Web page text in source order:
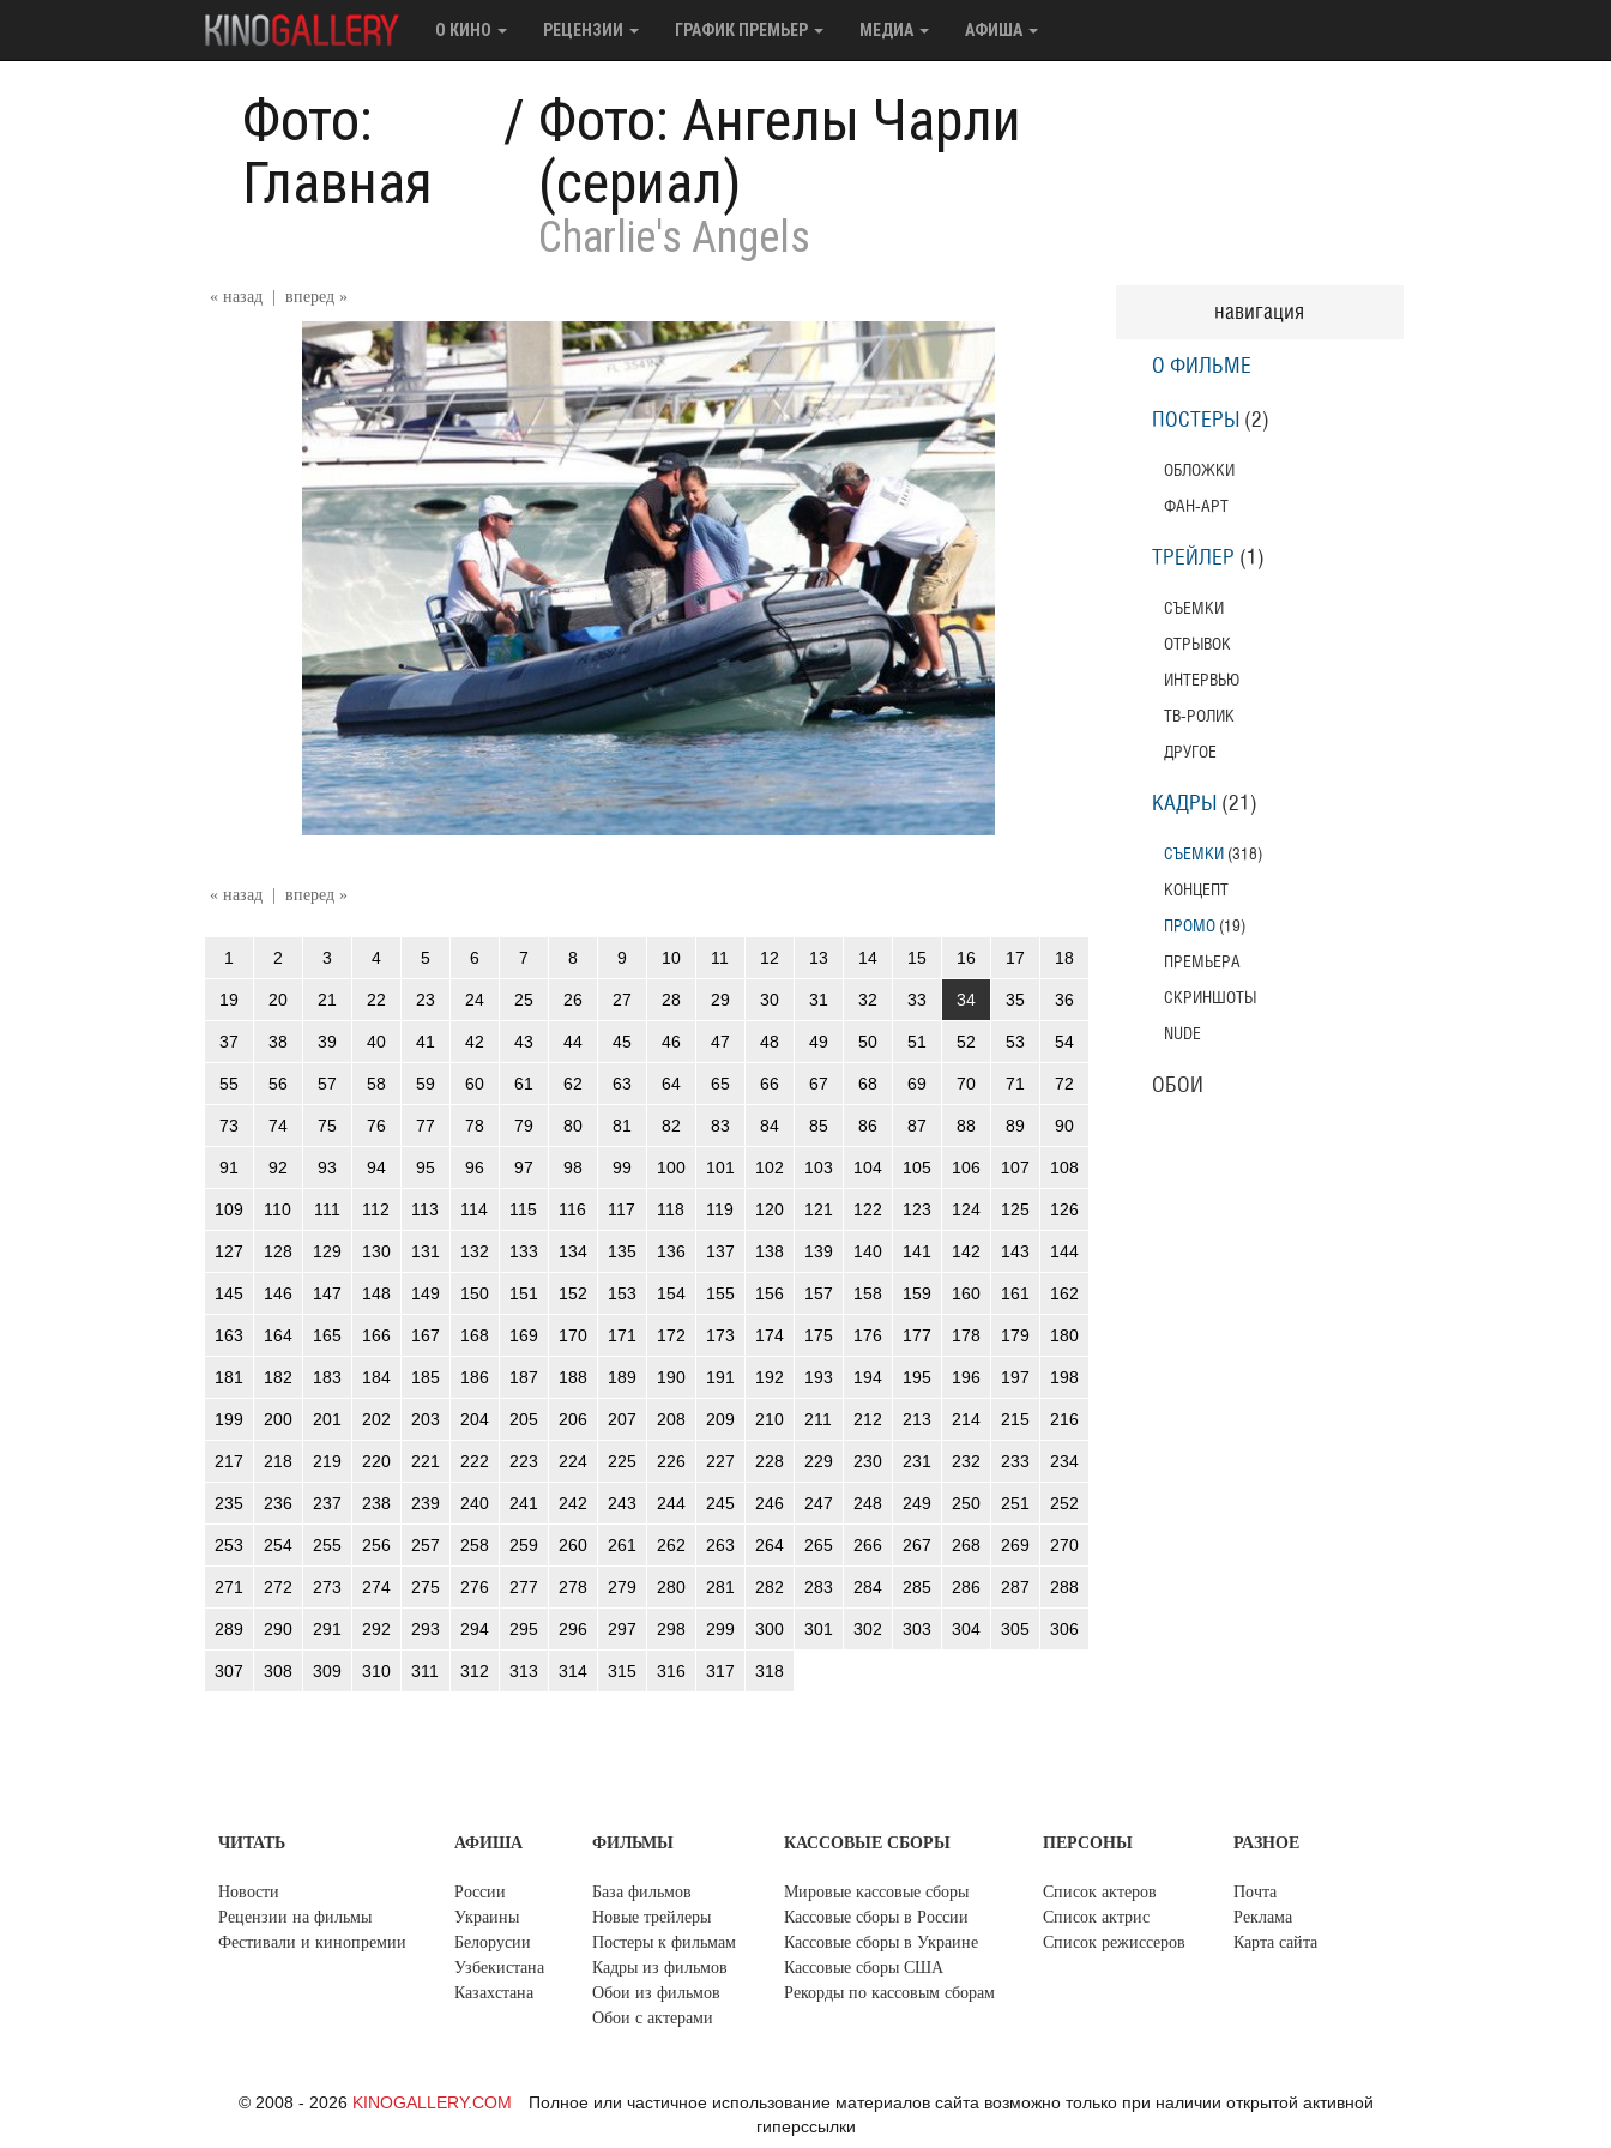
О КИНО РЕЦЕНЗИИ ГРАФИК ПРЕМЬЕР МЕДИА АФИША
Фото:
Главная
/ Фото: Ангелы Чарли
(сериал)
Charlie's Angels
« назад вперед »
« назад вперед »
1 2 3 4 5 6 7 8 9 10 11 12 13 14 15 16 17 18
19 20 21 22 23 24 25 26 27 28 29 30 31 32 33 34 35 36
37 38 39 40 41 42 43 44 45 46 47 48 49 50 51 52 53 54
55 56 57 58 59 60 61 62 63 64 65 66 67 68 69 70 71 72
73 74 75 76 77 78 79 80 81 82 83 84 85 86 87 88 89 90
91 92 93 94 95 96 97 98 99 100 101 102 103 104 105 106 107 108
109 110 111 112 113 114 115 116 117 118 119 120 121 122 123 124 125 126
127 128 129 130 131 132 133 134 135 136 137 138 139 140 141 142 143 144
145 146 147 148 149 150 151 152 153 154 155 156 157 158 159 160 161 162
163 164 165 166 167 168 169 170 171 172 173 174 175 176 177 178 179 180
181 182 183 184 185 186 187 188 189 190 191 192 193 194 195 196 197 198
199 200 201 202 203 204 205 206 207 208 209 210 211 212 213 214 215 216
217 218 219 220 221 222 223 224 225 226 227 228 229 230 231 232 233 234
235 236 237 238 239 240 241 242 243 244 245 246 247 248 249 250 251 252
253 254 255 256 257 258 259 260 261 262 263 264 265 266 267 268 269 270
271 272 273 274 275 276 277 278 279 280 281 282 283 284 285 286 287 288
289 290 291 292 293 294 295 296 297 298 299 300 301 302 303 304 305 306
307 308 309 310 311 312 313 314 315 316 317 318
навигация
О ФИЛЬМЕ
ПОСТЕРЫ (2)
ОБЛОЖКИ
ФАН-АРТ
ТРЕЙЛЕР (1)
СЪЕМКИ
ОТРЫВОК
ИНТЕРВЬЮ
ТВ-РОЛИК
ДРУГОЕ
КАДРЫ (21)
СЪЕМКИ (318)
КОНЦЕПТ
ПРОМО (19)
ПРЕМЬЕРА
СКРИНШОТЫ
NUDE
ОБОИ
ЧИТАТЬ
Новости
Рецензии на фильмы
Фестивали и кинопремии
АФИША
России
Украины
Белорусии
Узбекистана
Казахстана
ФИЛЬМЫ
База фильмов
Новые трейлеры
Постеры к фильмам
Кадры из фильмов
Обои из фильмов
Обои с актерами
КАССОВЫЕ СБОРЫ
Мировые кассовые сборы
Кассовые сборы в России
Кассовые сборы в Украине
Кассовые сборы США
Рекорды по кассовым сборам
ПЕРСОНЫ
Список актеров
Список актрис
Список режиссеров
РАЗНОЕ
Почта
Реклама
Карта сайта
© 2008 - 2026 KINOGALLERY.COM
Полное или частичное использование материалов сайта возможно только при наличии открытой активной
гиперссылки